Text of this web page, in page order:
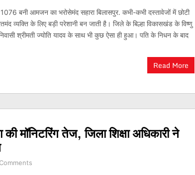
बनी आमजन का भरोसेमंद सहारा बिलासपुर. कभी-कभी दस्तावेजों में छोटी
व्यक्ति के लिए बड़ी परेशानी बन जाती है। जिले के बिल्हा विकासखंड के विष्णु
श्रीमती ज्योति यादव के साथ भी कुछ ऐसा ही हुआ। पति के निधन के बाद
Read More
मॉनिटरिंग तेज, जिला शिक्षा अधिकारी ने